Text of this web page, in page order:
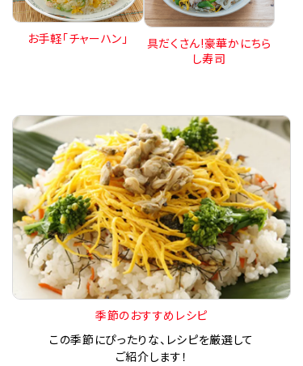
お手軽「チャーハン」
具だくさん!豪華かにちら
し寿司
季節のおすすめレシピ
この季節にぴったりな、レシピを厳選して
ご紹介します！